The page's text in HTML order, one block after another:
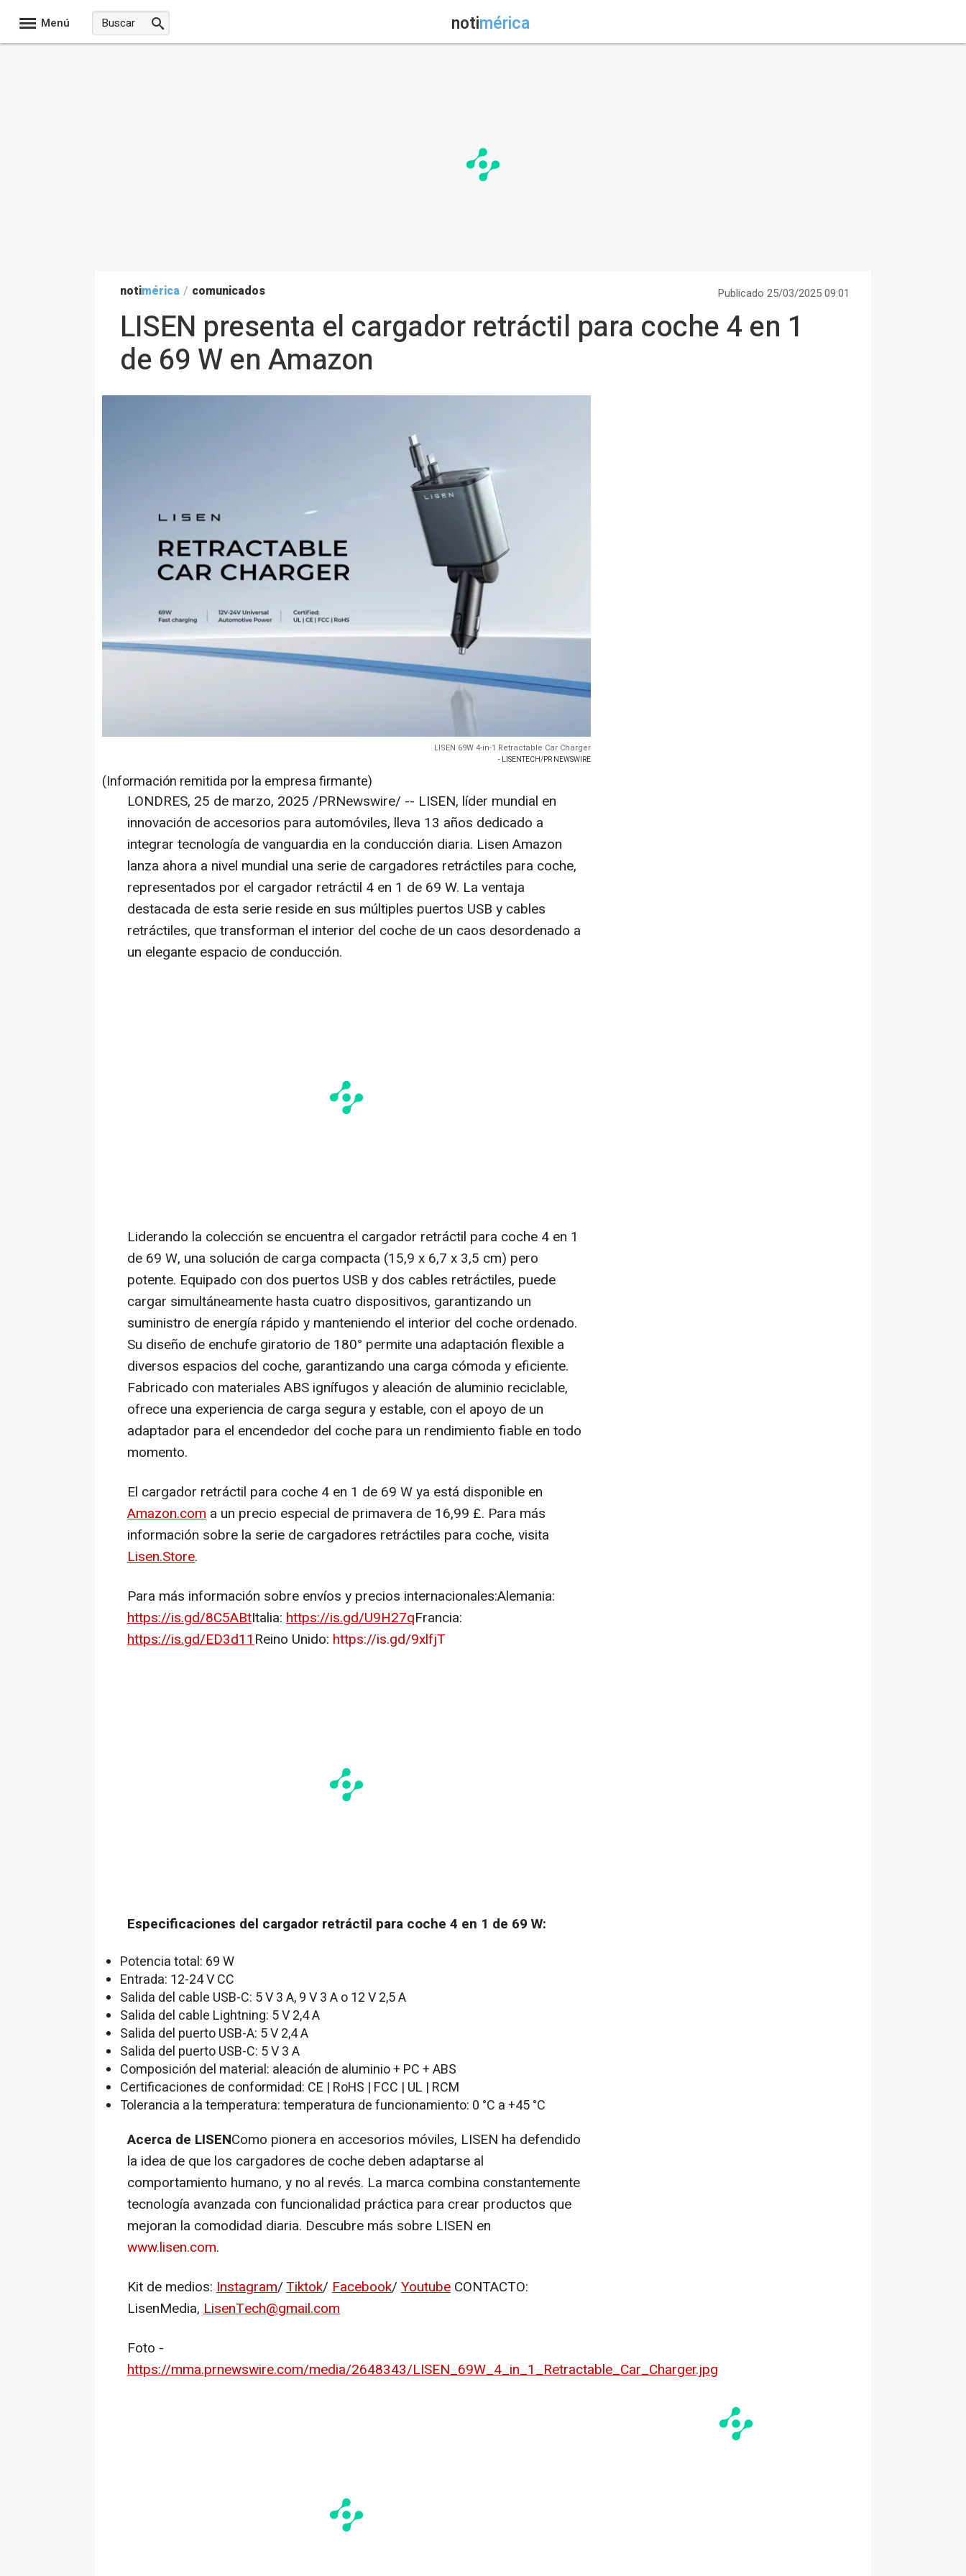
Menú notimérica
notimérica / comunicados Publicado 25/03/2025 09:01
LISEN presenta el cargador retráctil para coche 4 en 1
de 69 W en Amazon
LISEN 69W 4-in-1 Retractable Car Charger
- LISENTECH/PR NEWSWIRE
(Información remitida por la empresa firmante)
LONDRES, 25 de marzo, 2025 /PRNewswire/ -- LISEN, líder mundial en
innovación de accesorios para automóviles, lleva 13 años dedicado a
integrar tecnología de vanguardia en la conducción diaria. Lisen Amazon
lanza ahora a nivel mundial una serie de cargadores retráctiles para coche,
representados por el cargador retráctil 4 en 1 de 69 W. La ventaja
destacada de esta serie reside en sus múltiples puertos USB y cables
retráctiles, que transforman el interior del coche de un caos desordenado a
un elegante espacio de conducción.
Liderando la colección se encuentra el cargador retráctil para coche 4 en 1
de 69 W, una solución de carga compacta (15,9 x 6,7 x 3,5 cm) pero
potente. Equipado con dos puertos USB y dos cables retráctiles, puede
cargar simultáneamente hasta cuatro dispositivos, garantizando un
suministro de energía rápido y manteniendo el interior del coche ordenado.
Su diseño de enchufe giratorio de 180° permite una adaptación flexible a
diversos espacios del coche, garantizando una carga cómoda y eficiente.
Fabricado con materiales ABS ignífugos y aleación de aluminio reciclable,
ofrece una experiencia de carga segura y estable, con el apoyo de un
adaptador para el encendedor del coche para un rendimiento fiable en todo
momento.
El cargador retráctil para coche 4 en 1 de 69 W ya está disponible en
Amazon.com a un precio especial de primavera de 16,99 £. Para más
información sobre la serie de cargadores retráctiles para coche, visita
Lisen.Store.
Para más información sobre envíos y precios internacionales:Alemania:
https://is.gd/8C5ABtItalia: https://is.gd/U9H27qFrancia:
https://is.gd/ED3d11Reino Unido: https://is.gd/9xlfjT
Especificaciones del cargador retráctil para coche 4 en 1 de 69 W:
Potencia total: 69 W
Entrada: 12-24 V CC
Salida del cable USB-C: 5 V 3 A, 9 V 3 A o 12 V 2,5 A
Salida del cable Lightning: 5 V 2,4 A
Salida del puerto USB-A: 5 V 2,4 A
Salida del puerto USB-C: 5 V 3 A
Composición del material: aleación de aluminio + PC + ABS
Certificaciones de conformidad: CE | RoHS | FCC | UL | RCM
Tolerancia a la temperatura: temperatura de funcionamiento: 0 °C a +45 °C
Acerca de LISENComo pionera en accesorios móviles, LISEN ha defendido
la idea de que los cargadores de coche deben adaptarse al
comportamiento humano, y no al revés. La marca combina constantemente
tecnología avanzada con funcionalidad práctica para crear productos que
mejoran la comodidad diaria. Descubre más sobre LISEN en
www.lisen.com.
Kit de medios: Instagram/Tiktok/ Facebook/ Youtube CONTACTO:
LisenMedia, LisenTech@gmail.com
Foto -
https://mma.prnewswire.com/media/2648343/LISEN_69W_4_in_1_Retractable_Car_Charger.jpg